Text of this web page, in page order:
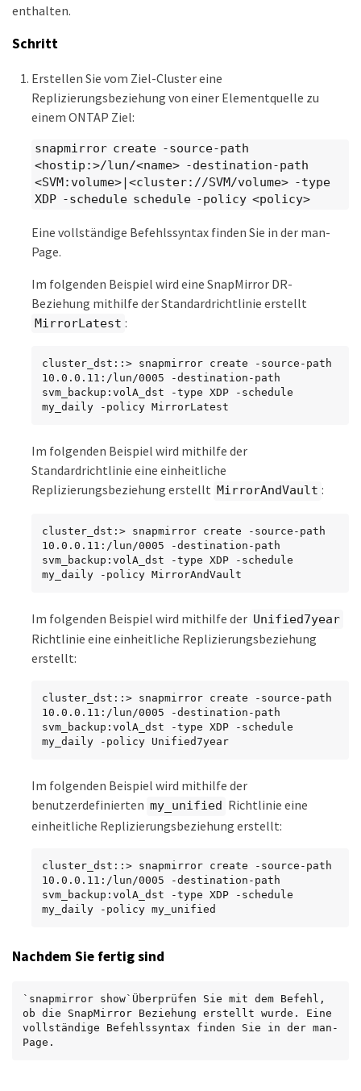
enthalten.
Schritt
Erstellen Sie vom Ziel-Cluster eine
Replizierungsbeziehung von einer Elementquelle zu
einem ONTAP Ziel:
snapmirror create -source-path
<hostip:>/lun/<name> -destination-path
<SVM:volume>|<cluster://SVM/volume> -type
XDP -schedule schedule -policy <policy>
Eine vollständige Befehlssyntax finden Sie in der man-
Page.
Im folgenden Beispiel wird eine SnapMirror DR-
Beziehung mithilfe der Standardrichtlinie erstellt
MirrorLatest :
cluster_dst::> snapmirror create -source-path
10.0.0.11:/lun/0005 -destination-path
svm_backup:volA_dst -type XDP -schedule
my_daily -policy MirrorLatest
Im folgenden Beispiel wird mithilfe der
Standardrichtlinie eine einheitliche
Replizierungsbeziehung erstellt MirrorAndVault :
cluster_dst:> snapmirror create -source-path
10.0.0.11:/lun/0005 -destination-path
svm_backup:volA_dst -type XDP -schedule
my_daily -policy MirrorAndVault
Im folgenden Beispiel wird mithilfe der Unified7year
Richtlinie eine einheitliche Replizierungsbeziehung
erstellt:
cluster_dst::> snapmirror create -source-path
10.0.0.11:/lun/0005 -destination-path
svm_backup:volA_dst -type XDP -schedule
my_daily -policy Unified7year
Im folgenden Beispiel wird mithilfe der
benutzerdefinierten my_unified Richtlinie eine
einheitliche Replizierungsbeziehung erstellt:
cluster_dst::> snapmirror create -source-path
10.0.0.11:/lun/0005 -destination-path
svm_backup:volA_dst -type XDP -schedule
my_daily -policy my_unified
Nachdem Sie fertig sind
`snapmirror show`Überprüfen Sie mit dem Befehl,
ob die SnapMirror Beziehung erstellt wurde. Eine
vollständige Befehlssyntax finden Sie in der man-
Page.